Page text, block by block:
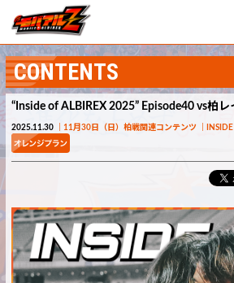
CONTENTS
“Inside of ALBIREX 2025” Episode40 vs柏レ
2025.11.30 11月30日（日）柏戦関連コンテンツ